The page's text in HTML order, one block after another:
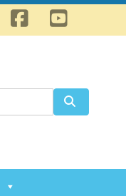
Facebook